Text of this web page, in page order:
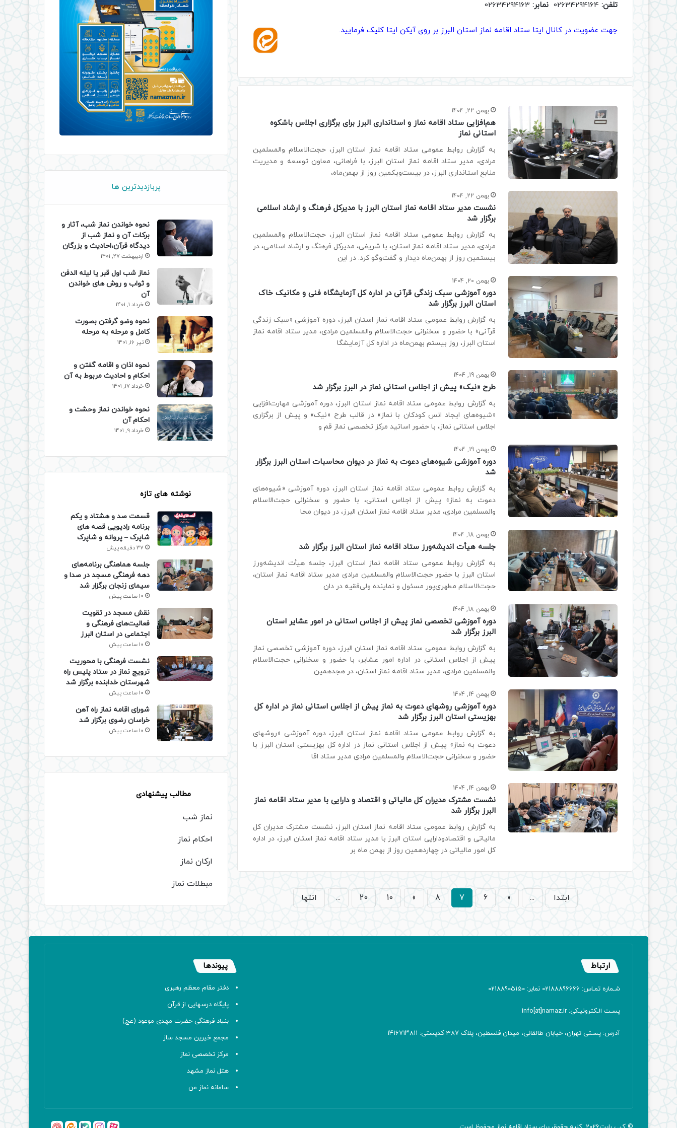
تلفن: نمابر:
جهت عضویت در کانال ایتا ستاد اقامه نماز استان البرز بر روی آیکن ایتا کلیک فرمایید.
بهمن 22, 1404
هم‌افزایی ستاد اقامه نماز و استانداری البرز برای برگزاری اجلاس باشکوه
استانی نماز
به گزارش روابط عمومی ستاد اقامه نماز استان البرز، حجت‌الاسلام والمسلمین
مرادی، مدیر ستاد اقامه نماز استان البرز، با فراهانی، معاون توسعه و مدیریت
منابع استانداری البرز، در بیست‌ویکمین روز از بهمن‌ماه،
بهمن 22, 1404
نشست مدیر ستاد اقامه نماز استان البرز با مدیرکل فرهنگ و ارشاد اسلامی
برگزار شد
به گزارش روابط عمومی ستاد اقامه نماز استان البرز، حجت‌الاسلام والمسلمین
مرادی، مدیر ستاد اقامه نماز استان، با شریفی، مدیرکل فرهنگ و ارشاد اسلامی، در
بیستمین روز از بهمن‌ماه دیدار و گفت‌وگو کرد. در این
بهمن 20, 1404
دوره آموزشی سبک زندگی قرآنی در اداره کل آزمایشگاه فنی و مکانیک خاک
استان البرز برگزار شد
به گزارش روابط عمومی ستاد اقامه نماز استان البرز، دوره آموزشی «سبک زندگی
قرآنی» با حضور و سخنرانی حجت‌الاسلام والمسلمین مرادی، مدیر ستاد اقامه نماز
استان البرز، روز بیستم بهمن‌ماه در اداره کل آزمایشگا
بهمن 19, 1404
طرح «نیک» پیش از اجلاس استانی نماز در البرز برگزار شد
به گزارش روابط عمومی ستاد اقامه نماز استان البرز، دوره آموزشی مهارت‌افزایی
«شیوه‌های ایجاد انس کودکان با نماز» در قالب طرح «نیک» و پیش از برگزاری
اجلاس استانی نماز، با حضور اساتید مرکز تخصصی نماز قم و
بهمن 19, 1404
دوره آموزشی شیوه‌های دعوت به نماز در دیوان محاسبات استان البرز برگزار
شد
به گزارش روابط عمومی ستاد اقامه نماز استان البرز، دوره آموزشی «شیوه‌های
دعوت به نماز» پیش از اجلاس استانی، با حضور و سخنرانی حجت‌الاسلام
والمسلمین مرادی، مدیر ستاد اقامه نماز استان البرز، در دیوان محا
بهمن 18, 1404
جلسه هیأت اندیشه‌ورز ستاد اقامه نماز استان البرز برگزار شد
به گزارش روابط عمومی ستاد اقامه نماز استان البرز، جلسه هیأت اندیشه‌ورز
استان البرز با حضور حجت‌الاسلام والمسلمین مرادی مدیر ستاد اقامه نماز استان،
حجت‌الاسلام مطهری‌پور مسئول و نماینده ولی‌فقیه در دان
بهمن 18, 1404
دوره آموزشی تخصصی نماز پیش از اجلاس استانی در امور عشایر استان
البرز برگزار شد
به گزارش روابط عمومی ستاد اقامه نماز استان البرز، دوره آموزشی تخصصی نماز
پیش از اجلاس استانی در اداره امور عشایر، با حضور و سخنرانی حجت‌الاسلام
والمسلمین مرادی، مدیر ستاد اقامه نماز استان، در هجدهمین
بهمن 14, 1404
دوره آموزشی روشهای دعوت به نماز پیش از اجلاس استانی نماز در اداره کل
بهزیستی استان البرز برگزار شد
به گزارش روابط عمومی ستاد اقامه نماز استان البرز، دوره آموزشی «روشهای
دعوت به نماز» پیش از اجلاس استانی نماز در اداره کل بهزیستی استان البرز با
حضور و سخنرانی حجت‌الاسلام والمسلمین مرادی مدیر ستاد اقا
بهمن 14, 1404
نشست مشترک مدیران کل مالیاتی و اقتصاد و دارایی با مدیر ستاد اقامه نماز
البرز برگزار شد
به گزارش روابط عمومی ستاد اقامه نماز استان البرز، نشست مشترک مدیران کل
مالیاتی و اقتصادودارایی استان البرز با مدیر ستاد اقامه نماز استان البرز، در اداره
کل امور مالیاتی در چهاردهمین روز از بهمن ماه بر
ابتدا ...
«
6
7
8
»
10
20
... انتها
پربازدیدترین ها
نحوه خواندن نماز شب، آثار و
برکات آن و نماز شب از
دیدگاه قرآن،احادیث و بزرگان
اردیبهشت 27, 1401
نماز شب اول قبر یا لیله الدفن
و ثواب و روش های خواندن
آن
خرداد 1, 1401
نحوه وضو گرفتن بصورت
کامل و مرحله به مرحله
تیر 16, 1401
نحوه اذان و اقامه گفتن و
احکام و احادیث مربوط به آن
خرداد 17, 1401
نحوه خواندن نماز وحشت و
احکام آن
خرداد 9, 1401
نوشته های تازه
قسمت صد و هشتاد و یکم
برنامه رادیویی قصه های
شاپرک – پروانه و شاپرک
37 دقیقه پیش
جلسه هماهنگی برنامه‌های
دهه فرهنگی مسجد در صدا و
سیمای زنجان برگزار شد
10 ساعت پیش
نقش مسجد در تقویت
فعالیت‌های فرهنگی و
اجتماعی در استان البرز
10 ساعت پیش
نشست فرهنگی با محوریت
ترویج نماز در ستاد پلیس راه
شهرستان خدابنده برگزار شد
10 ساعت پیش
شورای اقامه نماز راه آهن
خراسان رضوی برگزار شد
10 ساعت پیش
مطالب پیشنهادی
نماز شب
احکام نماز
ارکان نماز
مبطلات نماز
ارتباط
شـماره تمـاس: 02188896666 نمابر: 02188905150
پسـت الـکترونیـکی: info[at]namaz.ir
آدرس: پسـتی تهران، خیابان طالقانی، میدان فلسطین، پلاک 387 کدپستی: ۱۴۱۶۷۱۳۸۱۱
پیوندها
دفتر مقام معظم رهبری
پایگاه درسهایی از قرآن
بنیاد فرهنگی حضرت مهدی موعود (عج)
مجمع خیرین مسجد ساز
مرکز تخصصی نماز
هتل نماز مشهد
سامانه نماز من